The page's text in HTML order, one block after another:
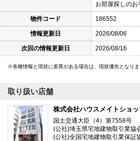
お部屋探しの
物件コード 186552
情報更新日 2026/08/06
次回の情報更新日 2026/08/16
各種情報と現状に差異がある場合は、現状優先となり
取り扱い店舗
株式会社ハウスメイトショ
国土交通大臣（4）第7558号
(公社)埼玉県宅地建物取引業協
(公社)全国宅地建物取引業保証